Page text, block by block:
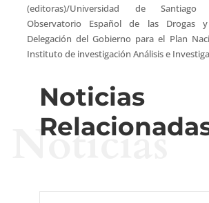
(editoras)/Universidad de
Observatorio Español de las Drogas
Delegación del Gobierno para el Plan
Instituto de investigación Análisis e
Noticias
Noticias